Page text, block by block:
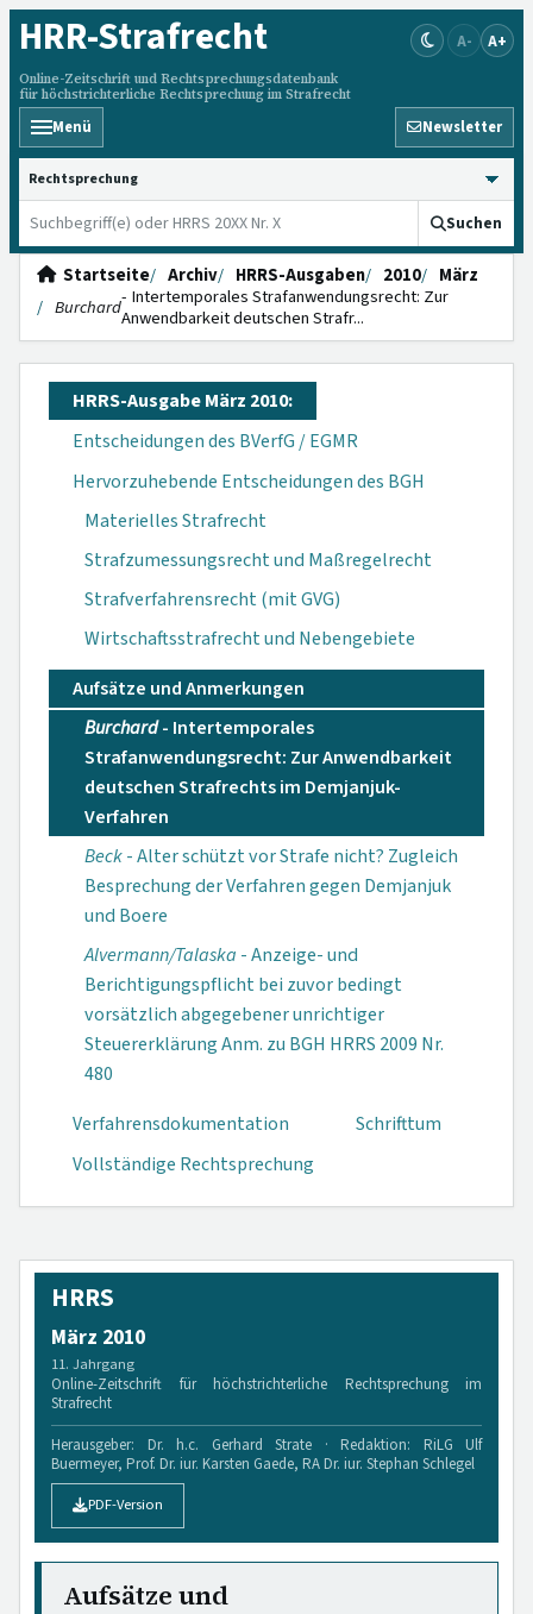
HRR-Strafrecht
Online-Zeitschrift und Rechtsprechungsdatenbank
für höchstrichterliche Rechtsprechung im Strafrecht
A- A+
Menü Newsletter
HRRS durchsuchen
Suchen
Startseite Archiv HRRS-Ausgaben 2010
März
Burchard- Intertemporales Strafanwendungsrecht: Zur
Anwendbarkeit deutschen Strafr...
HRRS-Ausgabe März 2010:
Entscheidungen des BVerfG / EGMR
Hervorzuhebende Entscheidungen des BGH
Materielles Strafrecht
Strafzumessungsrecht und Maßregelrecht
Strafverfahrensrecht (mit GVG)
Wirtschaftsstrafrecht und Nebengebiete
Aufsätze und Anmerkungen
Burchard- Intertemporales
Strafanwendungsrecht: Zur Anwendbarkeit
deutschen Strafrechts im Demjanjuk-
Verfahren
Beck- Alter schützt vor Strafe nicht? Zugleich
Besprechung der Verfahren gegen Demjanjuk
und Boere
Alvermann/Talaska - Anzeige- und
Berichtigungspflicht bei zuvor bedingt
vorsätzlich abgegebener unrichtiger
Steuererklärung Anm. zu BGH HRRS 2009 Nr.
480
Verfahrensdokumen­tation
Schrifttum
Vollständige Rechtsprechung
HRRS
März 2010
11. Jahrgang
Online-Zeitschrift für höchstrichterliche Rechtsprechung im
Strafrecht
Herausgeber: Dr. h.c. Gerhard Strate · Redaktion: RiLG Ulf
Buermeyer, Prof. Dr. iur. Karsten Gaede, RA Dr. iur. Stephan Schlegel
PDF-Version
Aufsätze und